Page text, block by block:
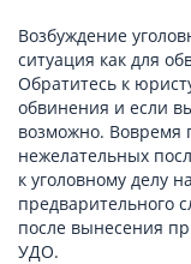
Возбуждение
ситуация как для
Обратитесь к
обвинения и если
возможно. Вовремя
нежелательных
к уголовному делу
предварительного
после вынесения
УДО.